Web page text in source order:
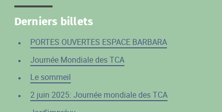
Derniers billets
PORTES OUVERTES ESPACE BARBARA
Journée Mondiale des TCA
Le sommeil
2 juin 2025: Journée mondiale des TCA